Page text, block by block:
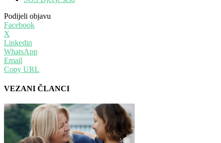
Podijeli objavu
Facebook
X
Linkedin
WhatsApp
Email
Copy URL
VEZANI ČLANCI